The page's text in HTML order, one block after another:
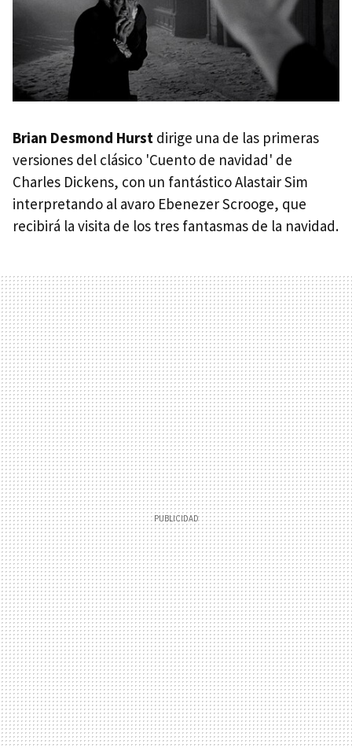
Brian Desmond Hurst dirige una de las primeras
versiones del clásico 'Cuento de navidad' de
Charles Dickens, con un fantástico Alastair Sim
interpretando al avaro Ebenezer Scrooge, que
recibirá la visita de los tres fantasmas de la navidad.